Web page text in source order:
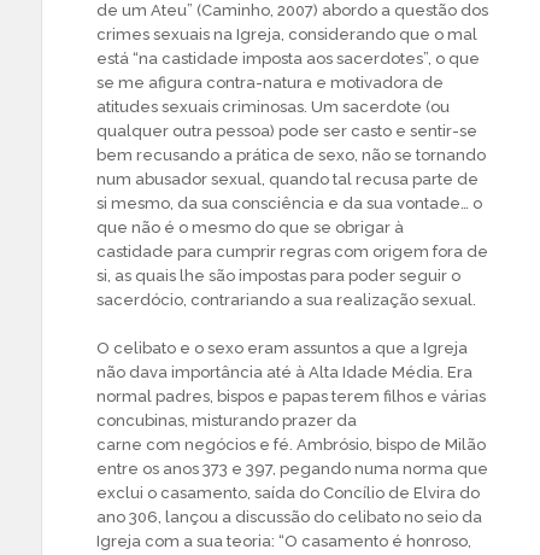
de um Ateu” (Caminho, 2007) abordo a questão dos
crimes sexuais na Igreja, considerando que o mal
está “na castidade imposta aos sacerdotes”, o que
se me afigura contra-natura e motivadora de
atitudes sexuais criminosas. Um sacerdote (ou
qualquer outra pessoa) pode ser casto e sentir-se
bem recusando a prática de sexo, não se tornando
num abusador sexual, quando tal recusa parte de
si mesmo, da sua consciência e da sua vontade… o
que não é o mesmo do que se obrigar à
castidade para cumprir regras com origem fora de
si, as quais lhe são impostas para poder seguir o
sacerdócio, contrariando a sua realização sexual.
O celibato e o sexo eram assuntos a que a Igreja
não dava importância até à Alta Idade Média. Era
normal padres, bispos e papas terem filhos e várias
concubinas, misturando prazer da
carne com negócios e fé. Ambrósio, bispo de Milão
entre os anos 373 e 397, pegando numa norma que
exclui o casamento, saída do Concílio de Elvira do
ano 306, lançou a discussão do celibato no seio da
Igreja com a sua teoria: “O casamento é honroso,